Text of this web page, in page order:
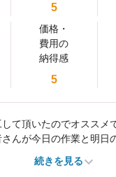
5
価格・
費用の
納得感
5
て頂いたのでオススメ
んが今日の作業と明日
続きを見る